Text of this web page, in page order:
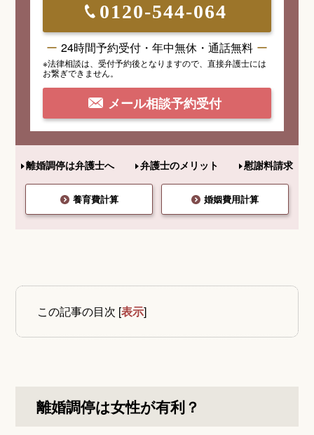
0120-544-064
24時間予約受付・年中無休・通話無料
※法律相談は、受付予約後となりますので、 直接弁護士には
お繋ぎできません。
メール相談予約受付
離婚調停は弁護士へ 弁護士のメリット 慰謝料請求
養育費計算 婚姻費用計算
この記事の目次 [表示]
離婚調停は女性が有利？